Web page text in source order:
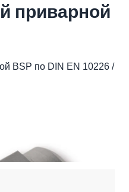
приварной
BSP по DIN EN 10226 /